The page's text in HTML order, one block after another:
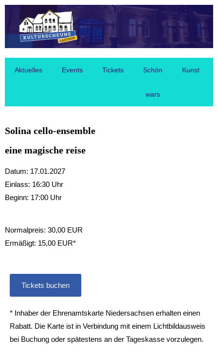
Aktuelles Events Tickets Schön
wars
Kunst
Solina cello-ensemble
eine magische reise
Datum: 17.01.2027
Einlass: 16:30 Uhr
Beginn: 17:00 Uhr
Normalpreis: 30,00 EUR
Ermäßigt: 15,00 EUR*
Tickets buchen
* Inhaber der Ehrenamtskarte Niedersachsen erhalten einen
Rabatt. Die Karte ist in Verbindung mit einem Lichtbildausweis
bei Buchung oder spätestens an der Tageskasse vorzulegen.